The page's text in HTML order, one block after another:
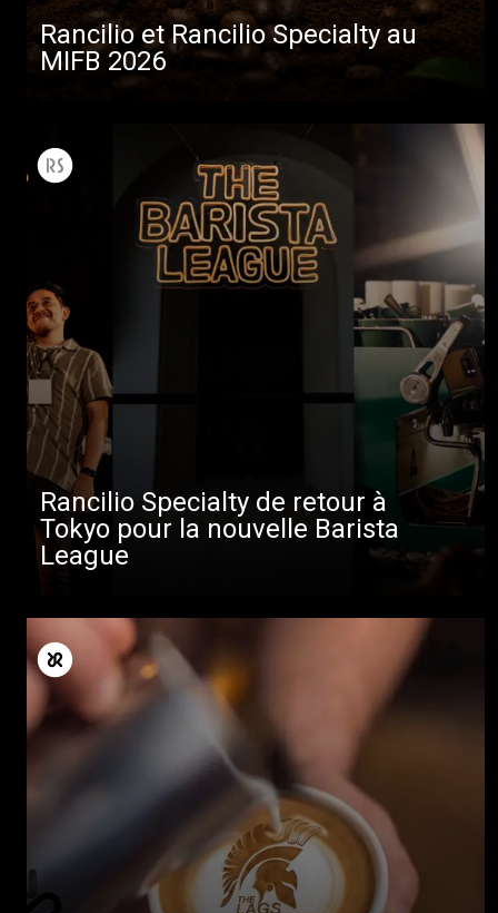
Rancilio et Rancilio Specialty au
MIFB 2026
Rancilio Specialty de retour à
Tokyo pour la nouvelle Barista
League